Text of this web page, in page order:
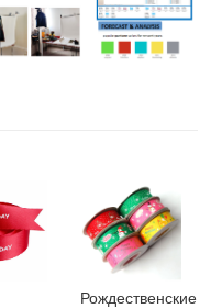
Рождественские